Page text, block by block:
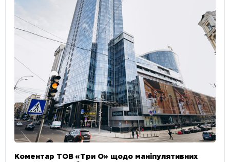
Коментар ТОВ «Три О» щодо маніпулятивних